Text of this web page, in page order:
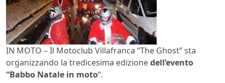
IN MOTO – Il Motoclub Villafranca “The Ghost” sta
organizzando la tredicesima edizionedell’evento
“Babbo Natale in moto“.